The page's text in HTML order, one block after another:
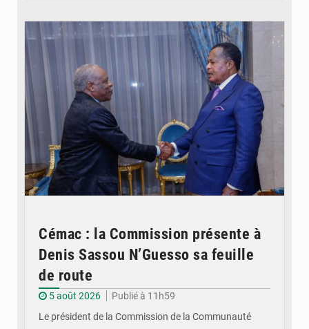
Cémac : la Commission présente à
Denis Sassou N’Guesso sa feuille
de route
5 août 2026
Publié à 11h59
Le président de la Commission de la Communauté